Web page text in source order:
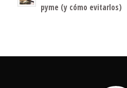
pyme (y cómo evitarlos)